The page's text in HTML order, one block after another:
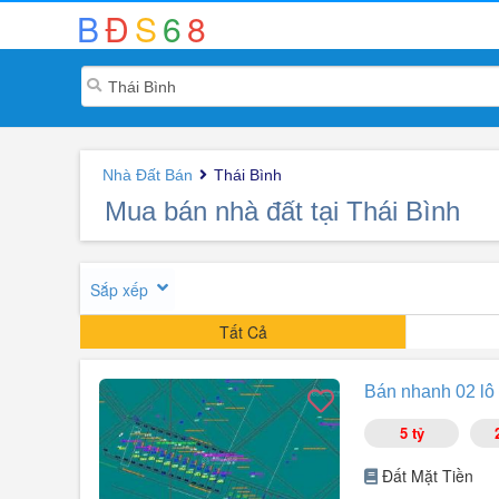
BĐS68
Nhà Đất Bán Thái Bình
Mua bán nhà đất tại Thái Bình
Sắp xếp
Tất Cả
Bán nhanh 02
5 tỷ
Đất Mặt Tiền